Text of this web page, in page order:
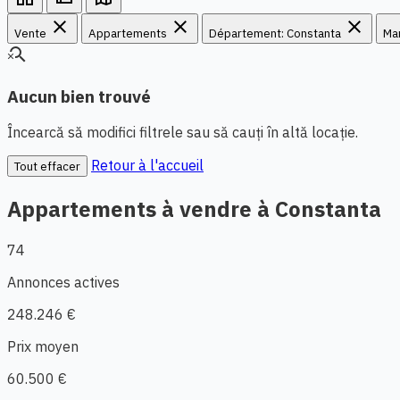
Vente close Appartements close Département: Constanta close
search_off
Aucun bien trouvé
Încearcă să modifici filtrele sau să cauți în altă locație.
Tout effacer Retour à l'accueil
Appartements à vendre à Constanta
74
Annonces actives
248.246 €
Prix moyen
60.500 €